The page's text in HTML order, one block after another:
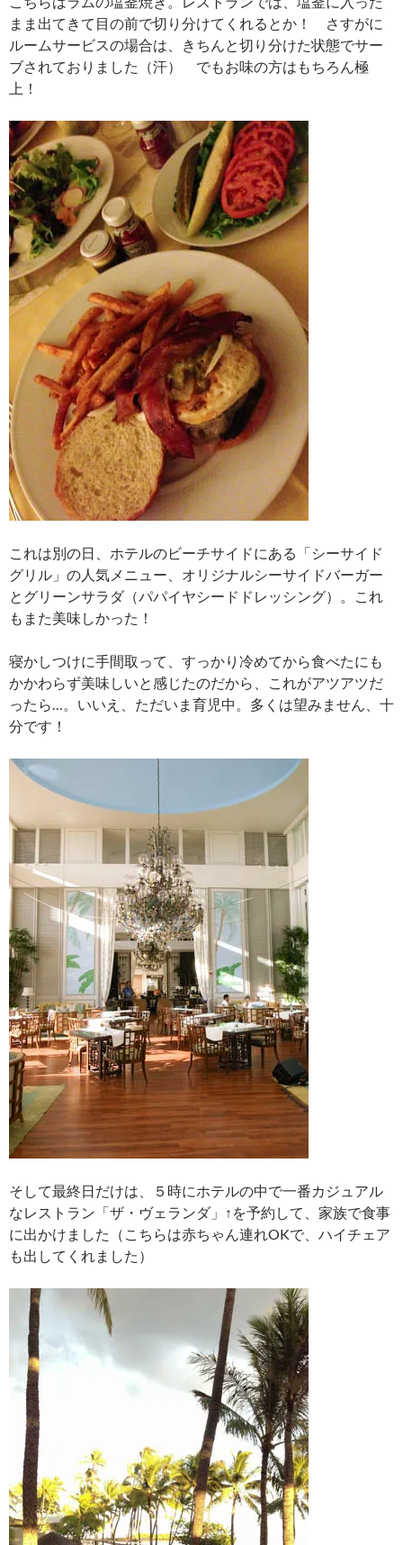
まま出てきて目の前で切り分けてくれるとか！ さすがに
ルームサービスの場合は、きちんと切り分けた状態でサー
ブされておりました（汗） でもお味の方はもちろん極
上！
これは別の日、ホテルのビーチサイドにある「シーサイド
グリル」の人気メニュー、オリジナルシーサイドバーガー
とグリーンサラダ（パパイヤシードドレッシング）。これ
もまた美味しかった！
寝かしつけに手間取って、すっかり冷めてから食べたにも
かかわらず美味しいと感じたのだから、これがアツアツだ
ったら…。いいえ、ただいま育児中。多くは望みません、十
分です！
そして最終日だけは、５時にホテルの中で一番カジュアル
なレストラン「ザ・ヴェランダ」↑を予約して、家族で食事
に出かけました（こちらは赤ちゃん連れOKで、ハイチェア
も出してくれました）